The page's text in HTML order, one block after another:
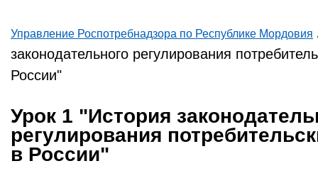
Управление Роспотребнадзора по Республике Мордовия
законодательного регулирования
России"
Урок 1 "История
регулирования
в России"